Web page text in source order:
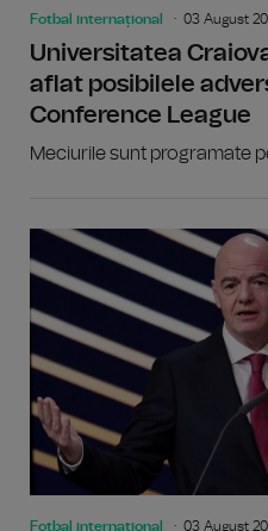
Fotbal internațional 03 August
Universitatea
aflat posibilele
Conference League
Meciurile sunt programate
Fotbal internațional 03 August